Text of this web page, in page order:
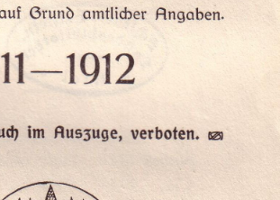
auf Grund amtlichek Angaben.
im Aug-Zuge, verboten.